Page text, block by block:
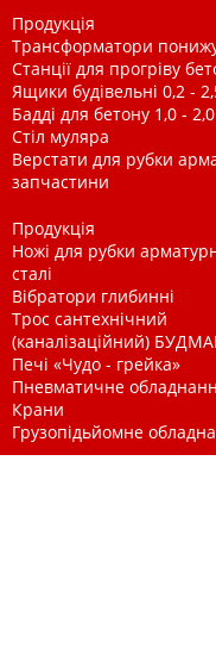
Продукція
Трансформатори
Станції для прогріву
Ящики будівельні 0,2 -
Бадді для бетону 1,0 -
Стіл муляра
Верстати для рубки
запчастини
Продукція
Ножі для рубки
сталі
Вібратори глибинні
Трос сантехнічний
(каналізаційний)
Печі «Чудо - грейка»
Пневматичне
Крани
Грузопідьйомне